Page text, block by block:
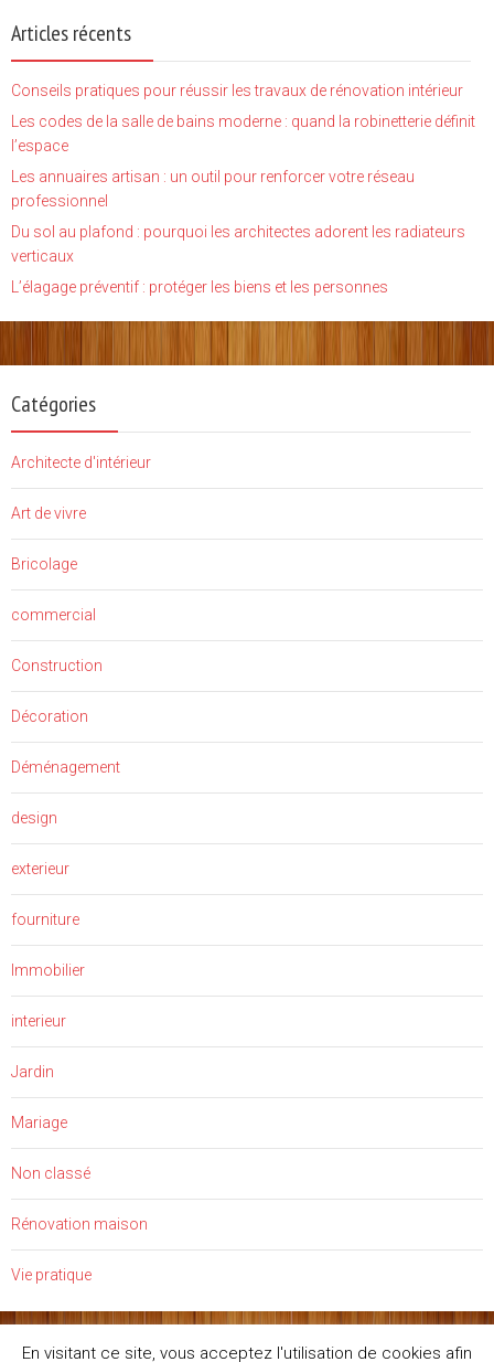
Articles récents
Conseils pratiques pour réussir les travaux de rénovation intérieur
Les codes de la salle de bains moderne : quand la robinetterie définit
l’espace
Les annuaires artisan : un outil pour renforcer votre réseau
professionnel
Du sol au plafond : pourquoi les architectes adorent les radiateurs
verticaux
L’élagage préventif : protéger les biens et les personnes
Catégories
Architecte d'intérieur
Art de vivre
Bricolage
commercial
Construction
Décoration
Déménagement
design
exterieur
fourniture
Immobilier
interieur
Jardin
Mariage
Non classé
Rénovation maison
Vie pratique
En visitant ce site, vous acceptez l'utilisation de cookies afin